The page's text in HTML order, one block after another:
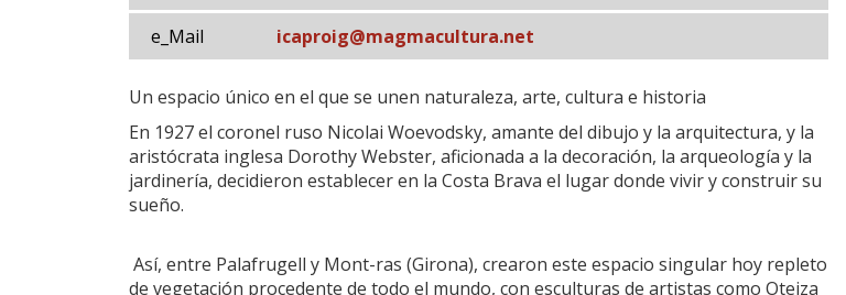
e_Mail icaproig@magmacultura.net
Un espacio único en el que se unen naturaleza, arte, cultura e historia
En 1927 el coronel ruso Nicolai Woevodsky, amante del dibujo y la arquitectura, y la
aristócrata inglesa Dorothy Webster, aficionada a la decoración, la arqueología y la
jardinería, decidieron establecer en la Costa Brava el lugar donde vivir y construir su
sueño.
Así, entre Palafrugell y Mont-ras (Girona), crearon este espacio singular hoy repleto
de vegetación procedente de todo el mundo, con esculturas de artistas como Oteiza